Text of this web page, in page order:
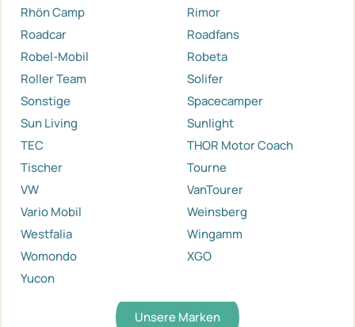
Rhön Camp
Rimor
Roadcar
Roadfans
Robel-Mobil
Robeta
Roller Team
Solifer
Sonstige
Spacecamper
Sun Living
Sunlight
TEC
THOR Motor Coach
Tischer
Tourne
VW
VanTourer
Vario Mobil
Weinsberg
Westfalia
Wingamm
Womondo
XGO
Yucon
Unsere Marken